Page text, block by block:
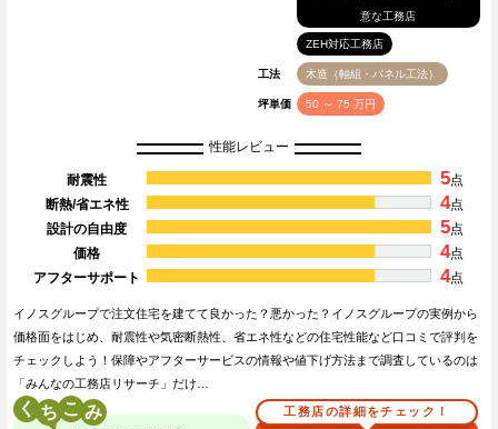
意な工務店
ZEH対応工務店
工法 木造（軸組・パネル工法）
坪単価 50 ～ 75 万円
性能レビュー
耐震性 5点
断熱/省エネ性
4点
設計の自由度
5点
価格
4点
アフターサポート
4点
イノスグループで注文住宅を建てて良かった？悪かった？イノスグループの実例から
価格面をはじめ、耐震性や気密断熱性、省エネ性などの住宅性能など口コミで評判を
チェックしよう！保障やアフターサービスの情報や値下げ方法まで調査しているのは
「みんなの工務店リサーチ」だけ…
く こ 工務店の詳細をチェック！